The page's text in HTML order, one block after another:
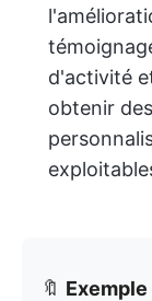
d'activité
obtenir
🔖 Exemple